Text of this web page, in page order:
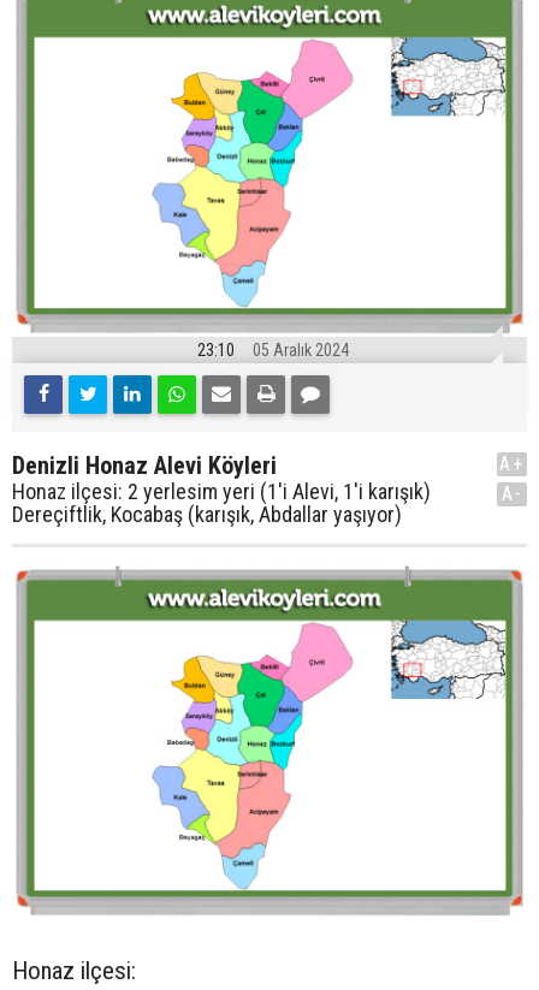
23:10 05 Aralık 2024
Denizli Honaz Alevi Köyleri
Honaz ilçesi: 2 yerlesim yeri (1'i Alevi, 1'i karışık)
Dereçiftlik, Kocabaş (karışık, Abdallar yaşıyor)
A+
A-
Honaz ilçesi: